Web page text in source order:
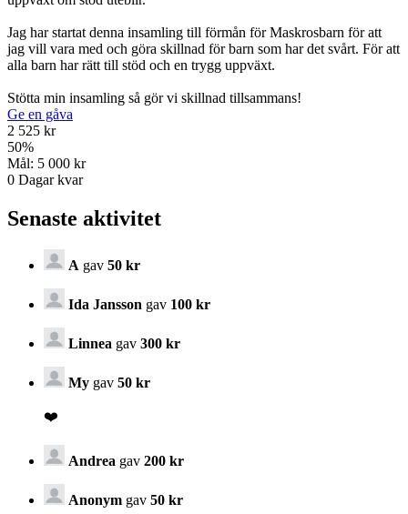
Jag har startat denna insamling till förmån för Maskrosbarn för att
jag vill vara med och göra skillnad för barn som har det svårt. För att
alla barn har rätt till stöd och en trygg uppväxt.
Stötta min insamling så gör vi skillnad tillsammans!
Ge en gåva
2 525 kr
50%
Mål: 5 000 kr
0 Dagar kvar
Senaste aktivitet
A gav 50 kr
Ida Jansson gav 100 kr
Linnea gav 300 kr
My gav 50 kr
❤️
Andrea gav 200 kr
Anonym gav 50 kr